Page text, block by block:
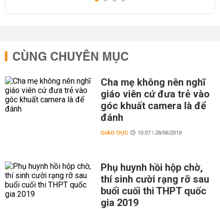
CÙNG CHUYÊN MỤC
Cha mẹ không nên nghĩ
giáo viên cứ đưa trẻ vào
góc khuất camera là để
đánh
GIÁO DỤC 10:07 | 28/06/2019
Phụ huynh hồi hộp chờ,
thí sinh cười rạng rỡ sau
buổi cuối thi THPT quốc
gia 2019